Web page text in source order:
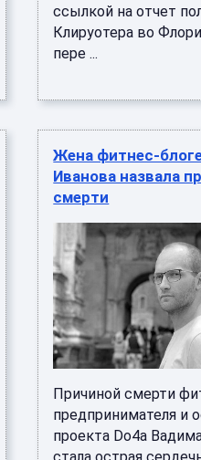
ссылкой на отчет
Клируотера во
пере ...
Жена фитнес-
Иванова назвала
смерти
Причиной смерти
предпринимателя и
проекта Do4a